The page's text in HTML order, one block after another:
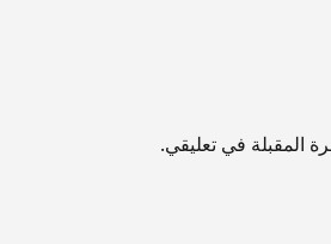
المقبلة في تعليقي.